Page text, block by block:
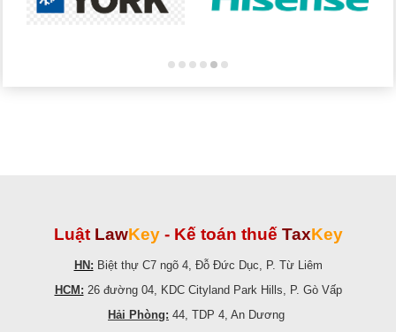
Luật LawKey - Kế toán thuế TaxKey
HN: Biệt thự C7 ngõ 4, Đỗ Đức Dục, P. Từ Liêm
HCM: 26 đường 04, KDC Cityland Park Hills, P. Gò Vấp
Hải Phòng: 44, TDP 4, An Dương